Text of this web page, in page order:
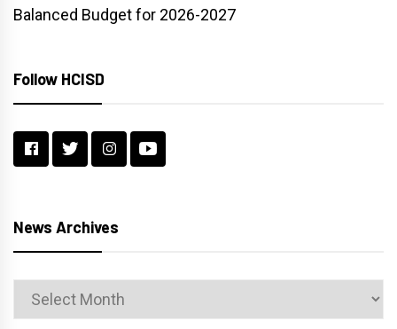
Balanced Budget for 2026-2027
Follow HCISD
News Archives
News
Archives